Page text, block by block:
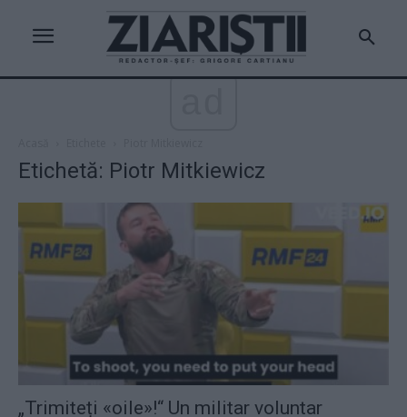
Etichetă: Piotr Mitkiewicz
„Trimiteți «oile»!“ Un militar voluntar